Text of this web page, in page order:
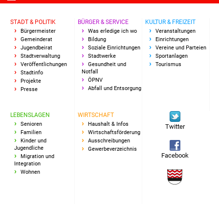
Ärzte und Apotheken
Pflege von Angehörigen
Hitzewarnung / UV-
ÖPNV
Bürgerbus (MOBS)
STADT & POLITIK
Bürgermeister
Gemeinderat
Jugendbeirat
Stadtverwaltung
Veröffentlichungen
Stadtinfo
Projekte
Presse
BÜRGER & SERVICE
Was erledige ich wo
Bildung
Soziale Einrichtungen
Stadtwerke
Gesundheit und
Notfall
ÖPNV
Abfall und Entsorgung
KULTUR & FREIZEIT
Veranstaltungen
Einrichtungen
Vereine und Parteien
Sportanlagen
Tourismus
LEBENSLAGEN
Senioren
Familien
Kinder und
Jugendliche
Migration und
Integration
Wohnen
WIRTSCHAFT
Haushalt & Infos
Wirtschaftsförderung
Ausschreibungen
Gewerbeverzeichnis
Twitter
Facebook